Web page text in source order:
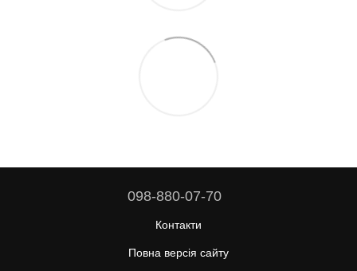
098-880-07-70
Контакти
Повна версія сайту